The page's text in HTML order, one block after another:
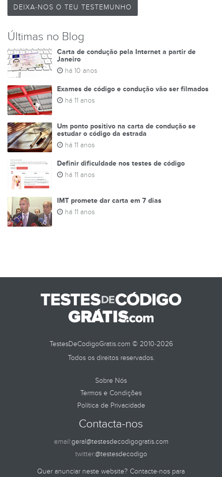
DEIXA-NOS O TEU TESTEMUNHO
Últimas no Blog
Carta de condução pela Internet a partir de
Janeiro
há 10 anos
Exames de código e condução vão ser filmados
há 11 anos
Um ponto positivo na carta de condução se
estudar o código da estrada
há 11 anos
Definir dificuldade nos testes de código
há 11 anos
IMT promete dar carta em 7 dias
há 11 anos
TestesDeCodigoGratis.com © 2010-2026
Todos os direitos reservados.
Sobre Nós
Termos e Condições
Política de Privacidade
Contacta-nos
email:geral@testesdecodigogratis.com
twitter:@testesdecodigo
Quer anunciar neste website? Contacte-nos para